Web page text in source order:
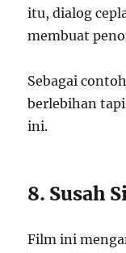
itu, dialog
membuat
Sebagai
berlebihan
ini.
8. Susah
Film ini